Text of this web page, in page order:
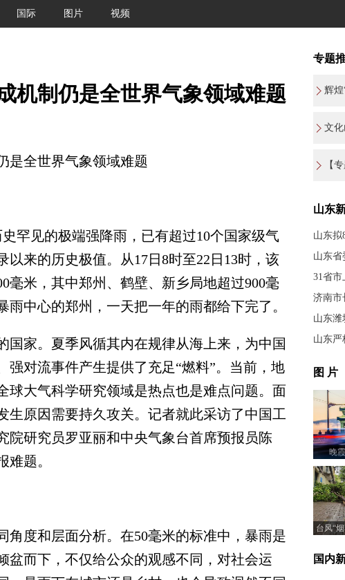
国际 图片 视频
机制仍是全世界气象领域难题
全世界气象领域难题
见的极端强降雨，已有超过10个国家级气
来的历史极值。从17日8时至22日13时，该
毫米，其中郑州、鹤壁、新乡局地超过900毫
中心的郑州，一天把一年的雨都给下完了。
家。夏季风循其内在规律从海上来，为中国
强对流事件产生提供了充足“燃料”。当前，地
球大气科学研究领域是热点也是难点问题。面
生原因需要持久攻关。记者就此采访了中国工
院研究员罗亚丽和中央气象台首席预报员陈
题。
度和层面分析。在50毫米的标准中，暴雨是
盆而下，不仅给公众的观感不同，对社会运
专题
辉煌
文
【
山东
山东拟
山东省
31省
济南市
山东潍
山东严
图 片
晚
台风“
国内